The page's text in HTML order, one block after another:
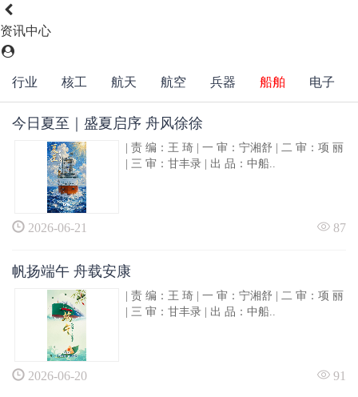
资讯中心
行业 核工 航天 航空 兵器 船舶 电子
今日夏至｜盛夏启序 舟风徐徐
| 责 编：王 琦 | 一 审：宁湘舒 | 二 审：项 丽
| 三 审：甘丰录 | 出 品：中船..
2026-06-21 87
帆扬端午 舟载安康
| 责 编：王 琦 | 一 审：宁湘舒 | 二 审：项 丽
| 三 审：甘丰录 | 出 品：中船..
2026-06-20 91